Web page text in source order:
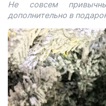
Не совсем
дополнительно в